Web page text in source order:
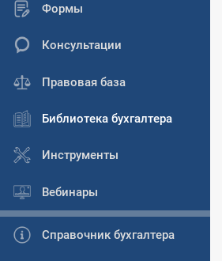
Формы
Консультации
Правовая база
Библиотека бухгалтера
Инструменты
Вебинары
Справочник бухгалтера